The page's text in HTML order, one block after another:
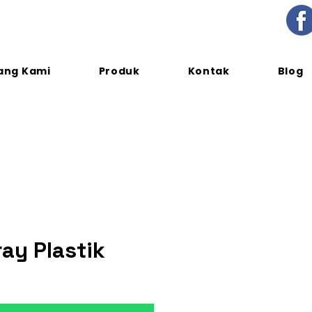
Kami Produk Kontak Blog
Plastik